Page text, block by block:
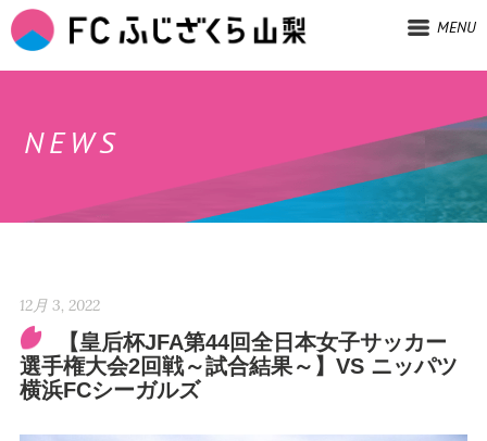
MENU
NEWS
12月 3, 2022
【皇后杯JFA第44回全日本女子サッカー
選手権大会2回戦～試合結果～】VS ニッパツ
横浜FCシーガルズ